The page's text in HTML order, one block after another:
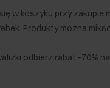
w koszyku przy zakupie
Produkty można
odbierz rabat -70%